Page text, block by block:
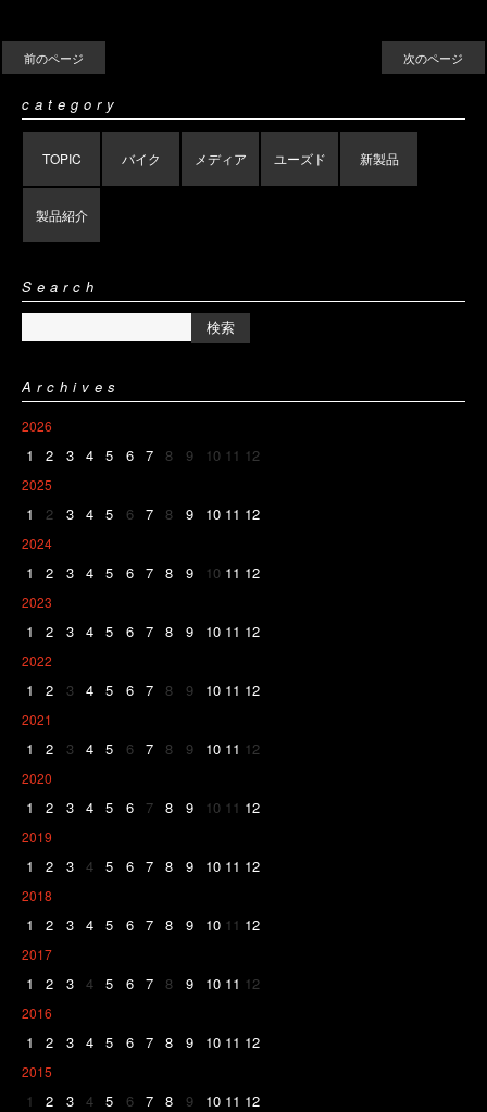
前のページ 次のページ
category
TOPIC バイク メディア ユーズド 新製品
製品紹介
Search
Archives
2026
1 2 3 4 5 6 7 8 9 10 11 12
2025
1 2 3 4 5 6 7 8 9 10 11 12
2024
1 2 3 4 5 6 7 8 9 10 11 12
2023
1 2 3 4 5 6 7 8 9 10 11 12
2022
1 2 3 4 5 6 7 8 9 10 11 12
2021
1 2 3 4 5 6 7 8 9 10 11 12
2020
1 2 3 4 5 6 7 8 9 10 11 12
2019
1 2 3 4 5 6 7 8 9 10 11 12
2018
1 2 3 4 5 6 7 8 9 10 11 12
2017
1 2 3 4 5 6 7 8 9 10 11 12
2016
1 2 3 4 5 6 7 8 9 10 11 12
2015
1 2 3 4 5 6 7 8 9 10 11 12